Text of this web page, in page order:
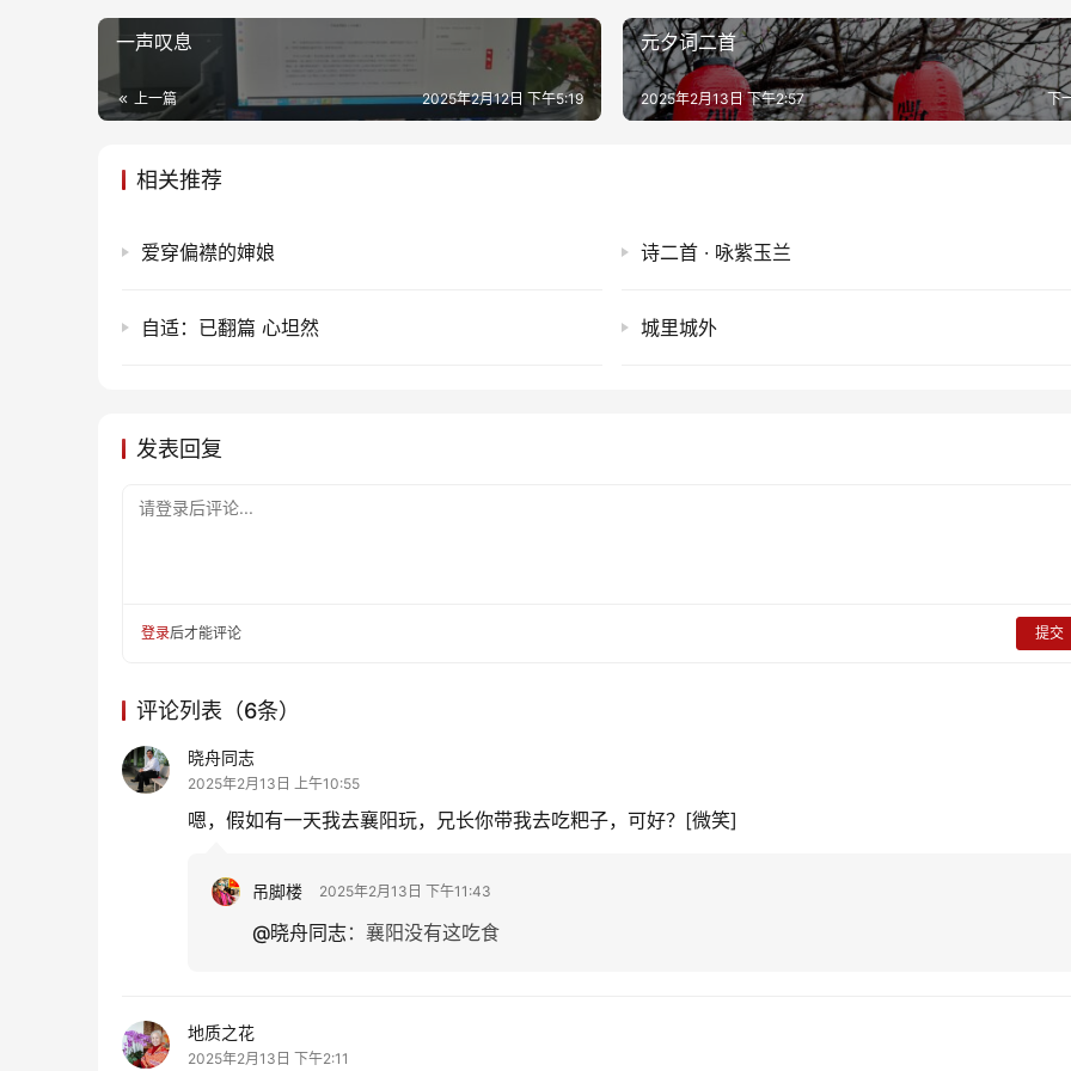
一声叹息
上一篇 2025年2月12日 下午5:19
元夕词二首
下
2025年2月13日 下午2:57
相关推荐
爱穿偏襟的婶娘 诗二首 · 咏紫玉兰
自适：已翻篇 心坦然 城里城外
发表回复
请登录后评论...
登录后才能评论 提交
评论列表（6条）
晓舟同志
2025年2月13日 上午10:55
嗯，假如有一天我去襄阳玩，兄长你带我去吃粑子，可好？[微笑]
吊脚楼 2025年2月13日 下午11:43
@晓舟同志： 襄阳没有这吃食
地质之花
2025年2月13日 下午2:11